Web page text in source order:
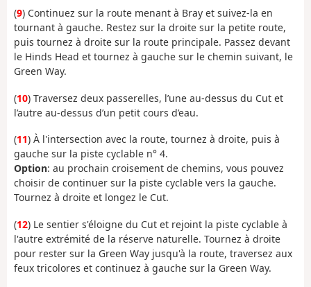
(9) Continuez sur la route menant à Bray et suivez-la en
tournant à gauche. Restez sur la droite sur la petite route,
puis tournez à droite sur la route principale. Passez devant
le Hinds Head et tournez à gauche sur le chemin suivant, le
Green Way.
(10) Traversez deux passerelles, l’une au-dessus du Cut et
l’autre au-dessus d’un petit cours d’eau.
(11) À l'intersection avec la route, tournez à droite, puis à
gauche sur la piste cyclable n° 4.
Option: au prochain croisement de chemins, vous pouvez
choisir de continuer sur la piste cyclable vers la gauche.
Tournez à droite et longez le Cut.
(12) Le sentier s'éloigne du Cut et rejoint la piste cyclable à
l'autre extrémité de la réserve naturelle. Tournez à droite
pour rester sur la Green Way jusqu'à la route, traversez aux
feux tricolores et continuez à gauche sur la Green Way.